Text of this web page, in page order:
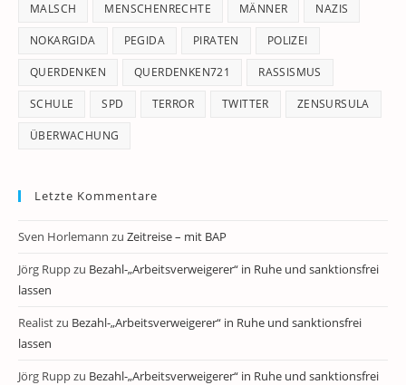
MALSCH MENSCHENRECHTE MÄNNER NAZIS
NOKARGIDA PEGIDA PIRATEN POLIZEI
QUERDENKEN QUERDENKEN721 RASSISMUS
SCHULE SPD TERROR TWITTER ZENSURSULA
ÜBERWACHUNG
Letzte Kommentare
Sven Horlemann zu Zeitreise – mit BAP
Jörg Ruppzu Bezahl-„Arbeitsverweigerer“ in Ruhe und sanktionsfrei
lassen
Realistzu Bezahl-„Arbeitsverweigerer“ in Ruhe und sanktionsfrei
lassen
Jörg Ruppzu Bezahl-„Arbeitsverweigerer“ in Ruhe und sanktionsfrei